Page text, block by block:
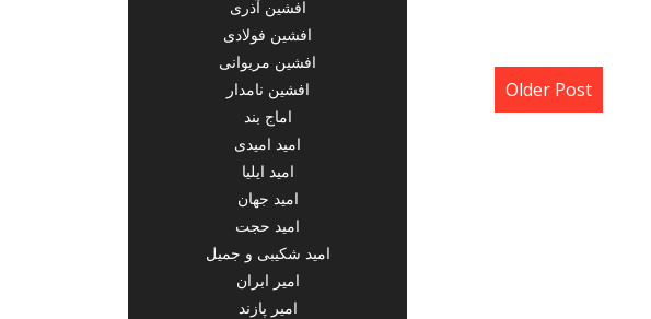
افشین آذری
افشین فولادی
افشین مریوانی
افشین نامدار
اماج بند
امید امیدی
امید ایلیا
امید جهان
امید حجت
امید شکیبی و جمیل
امیر ابران
امیر پازند
Older Post